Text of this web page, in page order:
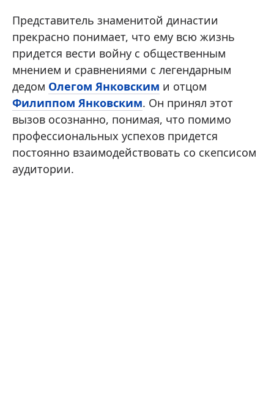
Представитель знаменитой династии
прекрасно понимает, что ему всю жизнь
придется вести войну с общественным
мнением и сравнениями с легендарным
дедом Олегом Янковским и отцом
Филиппом Янковским. Он принял этот
вызов осознанно, понимая, что помимо
профессиональных успехов придется
постоянно взаимодействовать со скепсисом
аудитории.